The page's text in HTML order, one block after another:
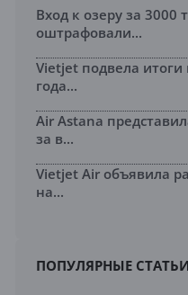
Вход к озеру за 3000
оштрафовали...
Vietjet подвела итоги
года...
Air Astana
за в...
Vietjet Air объявила
на...
ПОПУЛЯРНЫЕ СТАТЬИ